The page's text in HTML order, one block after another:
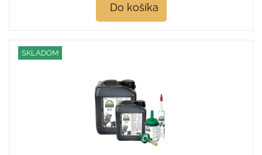
Do košíka
SKLADOM